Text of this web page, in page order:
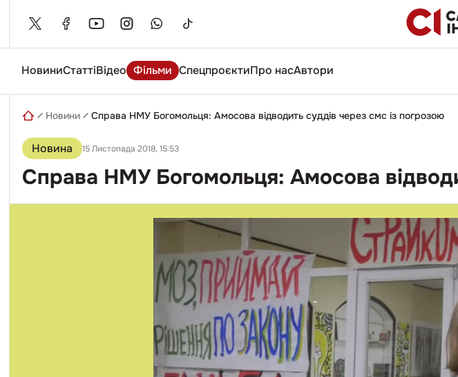
content
НовиниСтаттіВідео Фільми СпецпроєктиПро насАвтори
Введіть
Новини Справа НМУ Богомольця: Амосова відводить суддів через смс із погрозою
Новина 15 Листопада 2018, 15:53
Справа НМУ Богомольця: Амосова